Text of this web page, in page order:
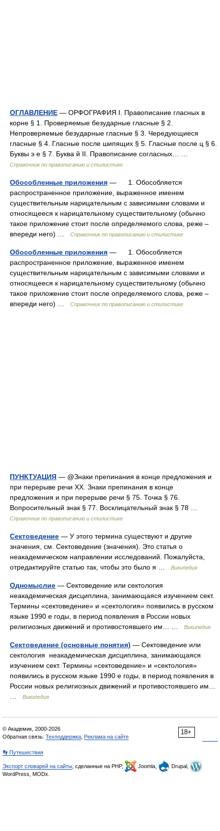
ОГЛАВЛЕНИЕ — ОРФОГРАФИЯ I. Правописание гласных в
корне § 1. Проверяемые безударные гласные § 2.
Непроверяемые безударные гласные § 3. Чередующиеся
гласные § 4. Гласные после шипящих § 5. Гласные после ц § 6.
Буквы э е § 7. Буква й II. Правописание согласных… …
Справочник по правописанию и стилистике
Обособленные приложения — 1. Обособляется
распространенное приложение, выраженное именем
существительным нарицательным с зависимыми словами и
относящееся к нарицательному существительному (обычно
такое приложение стоит после определяемого слова, реже –
впереди него) …
Справочник по правописанию и стилистике
Обособленные приложения — 1. Обособляется
распространенное приложение, выраженное именем
существительным нарицательным с зависимыми словами и
относящееся к нарицательному существительному (обычно
такое приложение стоит после определяемого слова, реже –
впереди него) …
Справочник по правописанию и стилистике
ПУНКТУАЦИЯ — @Знаки препинания в конце предложения и
при перерыве речи XX. Знаки препинания в конце
предложения и при перерыве речи § 75. Точка § 76.
Вопросительный знак § 77. Восклицательный знак § 78 …
Справочник по правописанию и стилистике
Сектоведение — У этого термина существуют и другие
значения, см. Сектоведение (значения). Это статья о
неакадемическом направлении исследований. Пожалуйста,
отредактируйте статью так, чтобы это было я …
Википедия
Одномыслие — Сектоведение или сектология
неакадемическая дисциплина, занимающаяся изучением сект.
Термины «сектоведение» и «сектология» появились в русском
языке 1990 е годы, в период появления в России новых
религиозных движений и противостоявшего им… …
Википедия
Сектоведение (основные понятия) — Сектоведение или
сектология неакадемическая дисциплина, занимающаяся
изучением сект. Термины «сектоведение» и «сектология»
появились в русском языке 1990 е годы, в период появления в
России новых религиозных движений и противостоявшего им…
Википедия
18+
© Академик, 2000-2026
Обратная связь: Техподдержка Реклама на сайте
👣 Путешествия
Экспорт словарей на сайты , сделанные на PHP, Joomla,
Drupal,
WordPress, MODx.